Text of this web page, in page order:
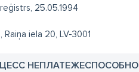
25.05.1994
Raiņa iela 20, LV-3001